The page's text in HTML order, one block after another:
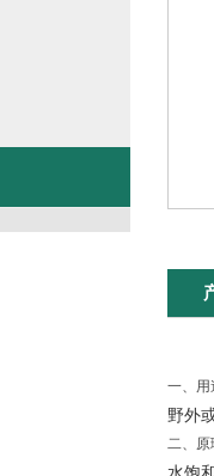
一、用
野外
二、原